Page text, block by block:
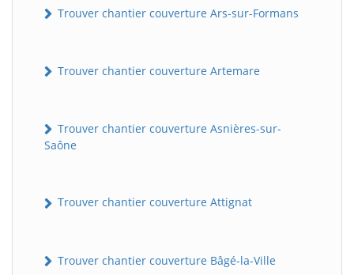
Trouver chantier couverture Ars-sur-Formans
Trouver chantier couverture Artemare
Trouver chantier couverture Asnières-sur-
Saône
Trouver chantier couverture Attignat
Trouver chantier couverture Bâgé-la-Ville